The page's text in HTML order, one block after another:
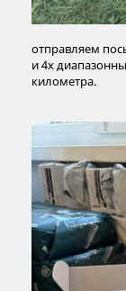
отправляем
и 4х
километра.